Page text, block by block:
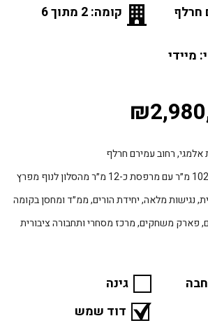
חרלף קומה: 2 מתוך 6
מיידי
רחוב עמירם חרלף
פארק משחקים, מרכז מסחרי ותחבורה ציבורית
גינה
דוד שמש